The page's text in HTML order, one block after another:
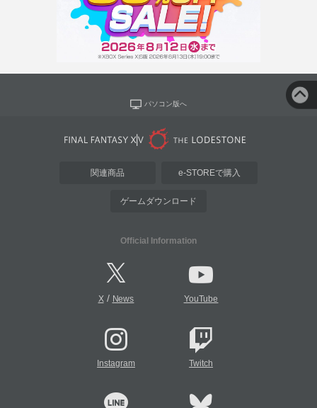
パソコン版へ
関連商品 e-STOREで購入
ゲームダウンロード
Official Information
X/ News YouTube
Instagram Twitch